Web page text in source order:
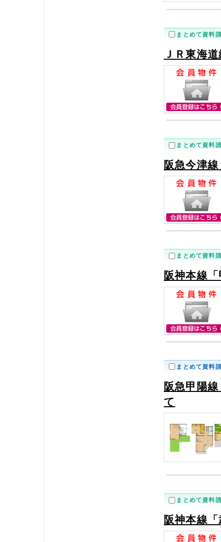
まとめて資料
ＪＲ東海
まとめて資料
阪急今津
まとめて資料
阪神本線
まとめて資料
阪急甲陽
て
まとめて資料
阪神本線